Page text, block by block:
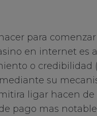
para
en internet es
o credibilidad
su
ligar hacen
pago mas